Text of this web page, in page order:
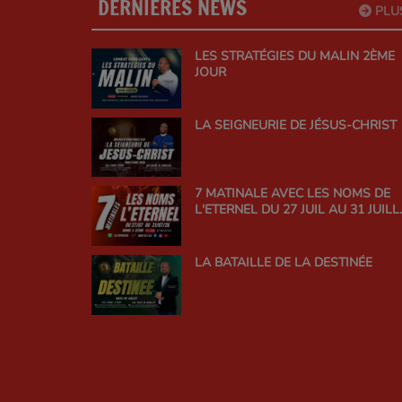
DERNIÈRES NEWS
LES STRATÉGIES DU MALIN 2ÈME
JOUR
LA SEIGNEURIE DE JÉSUS-CHRIST
7 MATINALE AVEC LES NOMS DE
L'ETERNEL DU 27 JUIL AU 31
LA BATAILLE DE LA DESTINÉE